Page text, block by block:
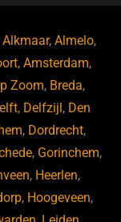
Alkmaar,Almelo,
,Amsterdam,
Zoom, Breda,
, Delfzijl, Den
, Dordrecht,
, Gorinchem,
, Heerlen,
, Hoogeveen,